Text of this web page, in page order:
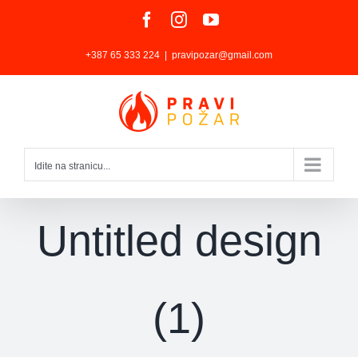
Facebook
InstagramYouTube
+387 65 333 224 pravipozar@gmail.com
Idite na stranicu...
Untitled design
(1)